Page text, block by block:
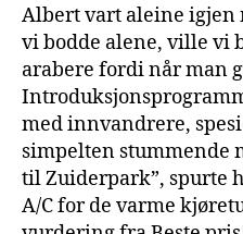
Albert vart aleine igjen
vi bodde alene, ville vi
arabere fordi når man
med innvandrere,
simpelten stummende
til Zuiderpark”, spurte
A/C for de varme